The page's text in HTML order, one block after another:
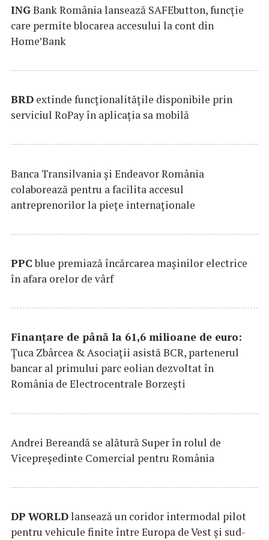
INGBank România lansează SAFEbutton, funcţie
care permite blocarea accesului la cont din
Home’Bank
BRD extinde funcţionalităţile disponibile prin
serviciul RoPay în aplicaţia sa mobilă
Banca Transilvania şi Endeavor România
colaborează pentru a facilita accesul
antreprenorilor la pieţe internaţionale
PPCblue premiază încărcarea maşinilor electrice
în afara orelor de vârf
Finanțare de până la 61,6 milioane de euro:
Țuca Zbârcea & Asociații asistă BCR, partenerul
bancar al primului parc eolian dezvoltat în
România de Electrocentrale Borzești
Andrei Bereandă se alătură Super în rolul de
Vicepreședinte Comercial pentru România
DP WORLDlansează un coridor intermodal pilot
pentru vehicule finite între Europa de Vest și sud-